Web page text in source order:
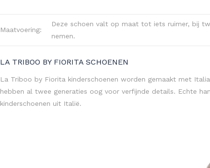
Maatvoering:
Deze schoen valt op maat tot iets ruimer, bij
nemen.
LA TRIBOO BY FIORITA SCHOENEN
La Triboo by Fiorita kinderschoenen worden gemaakt met
hebben al twee generaties oog voor verfijnde details. Echte
kinderschoenen uit Italië.